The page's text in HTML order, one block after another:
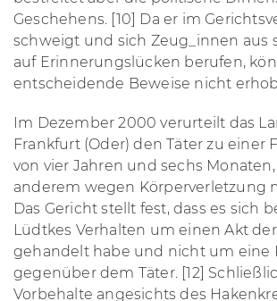
Geschehens. [10] Da er im
schweigt und sich Zeug_innen aus
auf Erinnerungslücken berufen,
entscheidende Beweise nicht
Im Dezember 2000 verurteilt das
Frankfurt (Oder) den Täter zu einer
von vier Jahren und sechs
anderem wegen Körperverletzung
Das Gericht stellt fest, dass es sich
Lüdtkes Verhalten um einen Akt
gehandelt habe und nicht um eine
gegenüber dem Täter. [12]
Vorbehalte angesichts des